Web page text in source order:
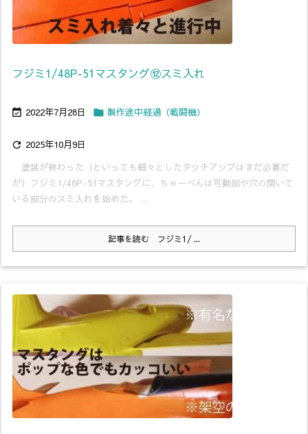
フジミ1/48P-51マスタング⑫スミ入れ
 2022年7月28日  製作途中経過（戦闘機）
 2025年10月9日
塗装が終わった（といっても細々としたタッチアップはまだ必要だ
が）フジミ1/48P-51マスタングに、ちゃーべんは可動部や穴の開いて
いる部分のスミ入れを始めた。 ...
記事を読む フジミ1/ ...